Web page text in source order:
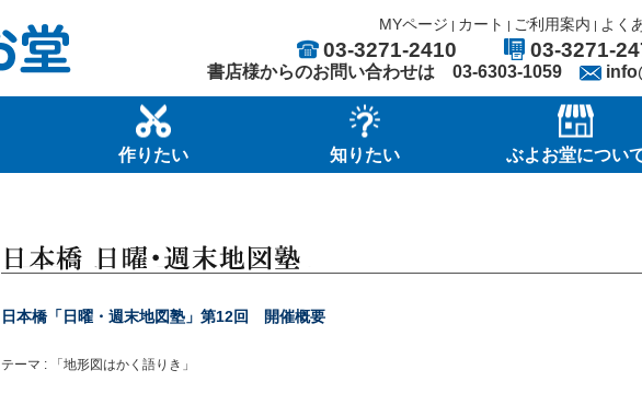
MYページ | カート | ご利用案内 | よく
03-3271-2410 03-3271-
書店様からのお問い合わせは 03-6303-1059
作りたい 知りたい ぶよお堂につい
日本橋「日曜・週末地図塾」第12回 開催概要
テーマ : 「地形図はかく語りき」